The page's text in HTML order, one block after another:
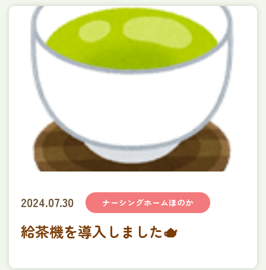
2024.07.30 ナーシングホームほのか
給茶機を導入しました🫖